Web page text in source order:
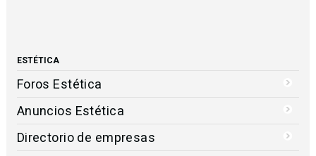
ESTÉTICA
Foros Estética
Anuncios Estética
Directorio de empresas